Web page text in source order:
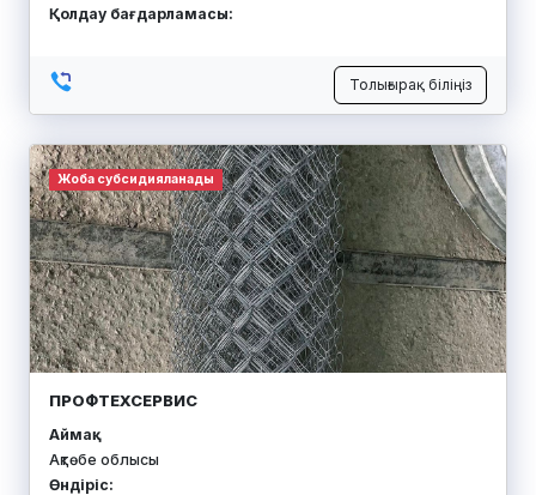
Қолдау бағдарламасы:
Толығырақ біліңіз
Жоба субсидияланады
ПРОФТЕХСЕРВИС
Аймақ:
Ақтөбе облысы
Өндіріс: